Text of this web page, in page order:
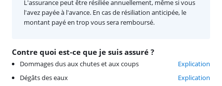
Contre quoi est-ce que je suis assuré ?
Dommages dus aux chutes et aux coups
Explication
Dégâts des eaux
Explication
L'assurance peut être résiliée annuellement, même si vous
l'avez payée à l'avance. En cas de résiliation anticipée, le
montant payé en trop vous sera remboursé.